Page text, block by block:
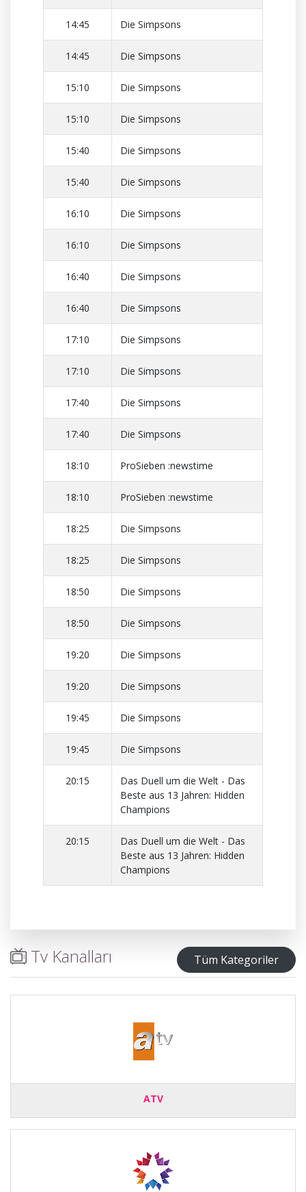
14:45 Die Simpsons
14:45 Die Simpsons
15:10 Die Simpsons
15:10 Die Simpsons
15:40 Die Simpsons
15:40 Die Simpsons
16:10 Die Simpsons
16:10 Die Simpsons
16:40 Die Simpsons
16:40 Die Simpsons
17:10 Die Simpsons
17:10 Die Simpsons
17:40 Die Simpsons
17:40 Die Simpsons
18:10 ProSieben :newstime
18:10 ProSieben :newstime
18:25 Die Simpsons
18:25 Die Simpsons
18:50 Die Simpsons
18:50 Die Simpsons
19:20 Die Simpsons
19:20 Die Simpsons
19:45 Die Simpsons
19:45 Die Simpsons
20:15
Das Duell um die Welt - Das
Beste aus 13 Jahren: Hidden
Champions
20:15
Das Duell um die Welt - Das
Beste aus 13 Jahren: Hidden
Champions
Tüm Kategoriler
Tv Kanalları
ATV